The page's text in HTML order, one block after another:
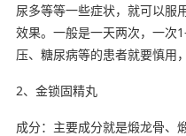
尿多等等一些症状，就可以服
效果。一般是一天两次，一次
压、糖尿病等的患者就要慎用
2、金锁固精丸
成分：主要成分就是煅龙骨、